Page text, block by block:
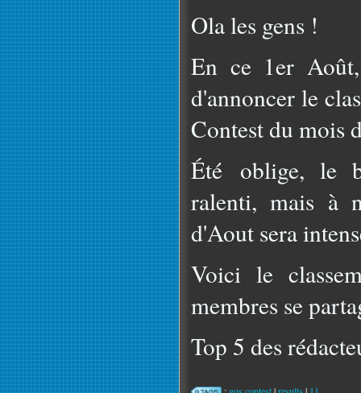
Ola les gens !
En ce 1er
d'annoncer le
Contest du mois
Été oblige, le
ralenti, mais à
d'Aout sera
Voici le
membres se
Top 5 des